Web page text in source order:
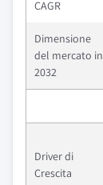
CAGR
Dimensione
del mercato in
2032
Driver di
Crescita